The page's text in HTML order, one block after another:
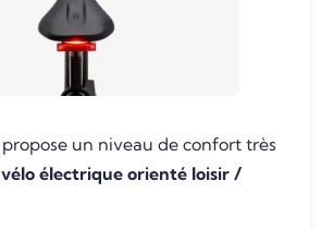
propose un niveau de confort très
vélo électrique orienté loisir /